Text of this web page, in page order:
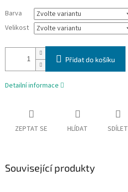
Barva
Velikost
Přidat do košíku
Detailní informace
ZEPTAT SE HLÍDAT SDÍLET
Související produkty